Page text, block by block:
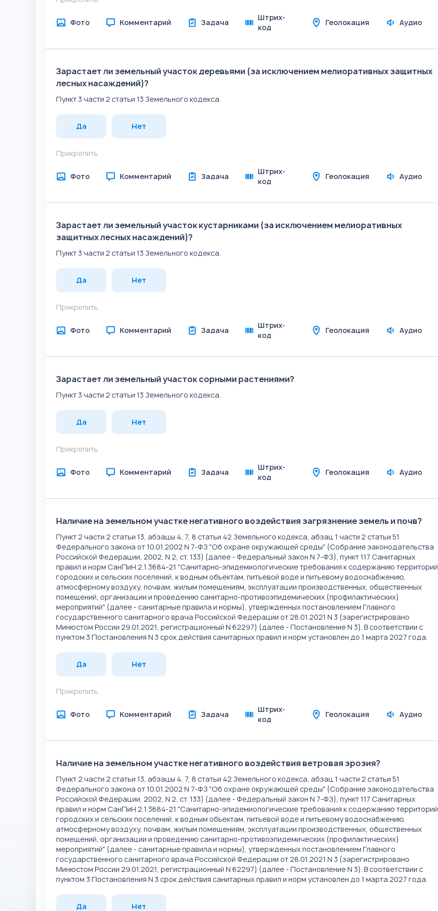
Фото Комментарий Задача
Штрих-
код
Геолокация Аудио
Зарастает ли земельный участок деревьями (за исключением мелиоративных защитных
лесных насаждений)?
Пункт 3 части 2 статьи 13 Земельного кодекса.
Да Нет
Прикрепить
Фото Комментарий Задача
Штрих-
код
Геолокация Аудио
Зарастает ли земельный участок кустарниками (за исключением мелиоративных
защитных лесных насаждений)?
Пункт 3 части 2 статьи 13 Земельного кодекса.
Да Нет
Прикрепить
Фото Комментарий Задача
Штрих-
код
Геолокация Аудио
Зарастает ли земельный участок сорными растениями?
Пункт 3 части 2 статьи 13 Земельного кодекса.
Да Нет
Прикрепить
Фото Комментарий Задача
Штрих-
код
Геолокация Аудио
Наличие на земельном участке негативного воздействия загрязнение земель и почв?
Пункт 2 части 2 статьи 13, абзацы 4, 7, 8 статьи 42 Земельного кодекса, абзац 1 части 2 статьи 51
Федерального закона от 10.01.2002 N 7-ФЗ "Об охране окружающей среды" (Собрание законодательства
Российской Федерации, 2002, N 2, ст. 133) (далее - Федеральный закон N 7-ФЗ), пункт 117 Санитарных
правил и норм СанПиН 2.1.3684-21 "Санитарно-эпидемиологические требования к содержанию территорий
городских и сельских поселений, к водным объектам, питьевой воде и питьевому водоснабжению,
атмосферному воздуху, почвам, жилым помещениям, эксплуатации производственных, общественных
помещений, организации и проведению санитарно-противоэпидемических (профилактических)
мероприятий" (далее - санитарные правила и нормы), утвержденных постановлением Главного
государственного санитарного врача Российской Федерации от 28.01.2021 N 3 (зарегистрировано
Минюстом России 29.01.2021, регистрационный N 62297) (далее - Постановление N 3). В соответствии с
пунктом 3 Постановления N 3 срок действия санитарных правил и норм установлен до 1 марта 2027 года.
Да Нет
Прикрепить
Фото Комментарий Задача
Штрих-
код
Геолокация Аудио
Наличие на земельном участке негативного воздействия ветровая эрозия?
Пункт 2 части 2 статьи 13, абзацы 4, 7, 8 статьи 42 Земельного кодекса, абзац 1 части 2 статьи 51
Федерального закона от 10.01.2002 N 7-ФЗ "Об охране окружающей среды" (Собрание законодательства
Российской Федерации, 2002, N 2, ст. 133) (далее - Федеральный закон N 7-ФЗ), пункт 117 Санитарных
правил и норм СанПиН 2.1.3684-21 "Санитарно-эпидемиологические требования к содержанию территорий
городских и сельских поселений, к водным объектам, питьевой воде и питьевому водоснабжению,
атмосферному воздуху, почвам, жилым помещениям, эксплуатации производственных, общественных
помещений, организации и проведению санитарно-противоэпидемических (профилактических)
мероприятий" (далее - санитарные правила и нормы), утвержденных постановлением Главного
государственного санитарного врача Российской Федерации от 28.01.2021 N 3 (зарегистрировано
Минюстом России 29.01.2021, регистрационный N 62297) (далее - Постановление N 3). В соответствии с
пунктом 3 Постановления N 3 срок действия санитарных правил и норм установлен до 1 марта 2027 года.
Да Нет